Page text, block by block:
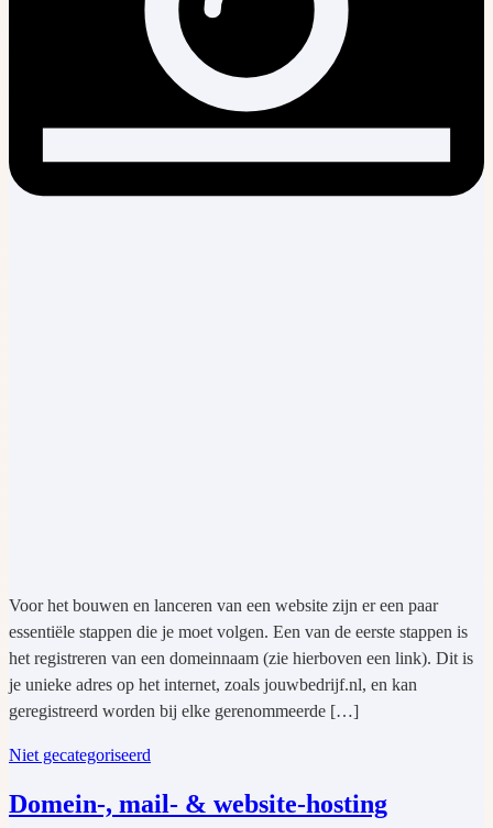
Voor het bouwen en lanceren van een website zijn er een paar
essentiële stappen die je moet volgen. Een van de eerste stappen is
het registreren van een domeinnaam (zie hierboven een link). Dit is
je unieke adres op het internet, zoals jouwbedrijf.nl, en kan
geregistreerd worden bij elke gerenommeerde […]
Niet gecategoriseerd
Domein-, mail- & website-hosting